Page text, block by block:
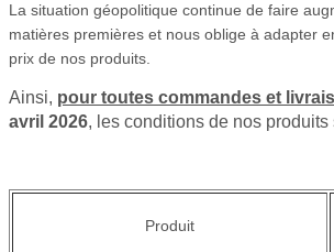
La situation géopolitique continue de faire
matières premières et nous oblige à adapter
prix de nos produits.
Ainsi, pour toutes commandes et
avril 2026, les conditions de nos produits
Produit